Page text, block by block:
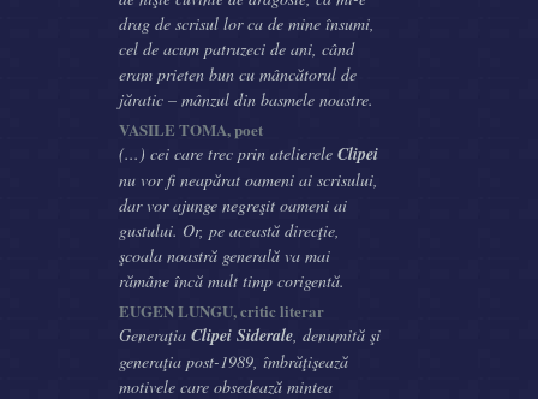
drag de scrisul lor ca de mine însumi,
cel de acum patruzeci de ani, când
eram prieten bun cu mâncătorul de
jăratic – mânzul din basmele noastre.
VASILE TOMA, poet
(...) cei care trec prin atelierele Clipei
nu vor fi neapărat oameni ai scrisului,
dar vor ajunge negreşit oameni ai
gustului. Or, pe această direcţie,
şcoala noastră generală va mai
rămâne încă mult timp corigentă.
EUGEN LUNGU, critic literar
Generaţia Clipei Siderale, denumită şi
generaţia post-1989, îmbrăţişează
motivele care obsedează mintea